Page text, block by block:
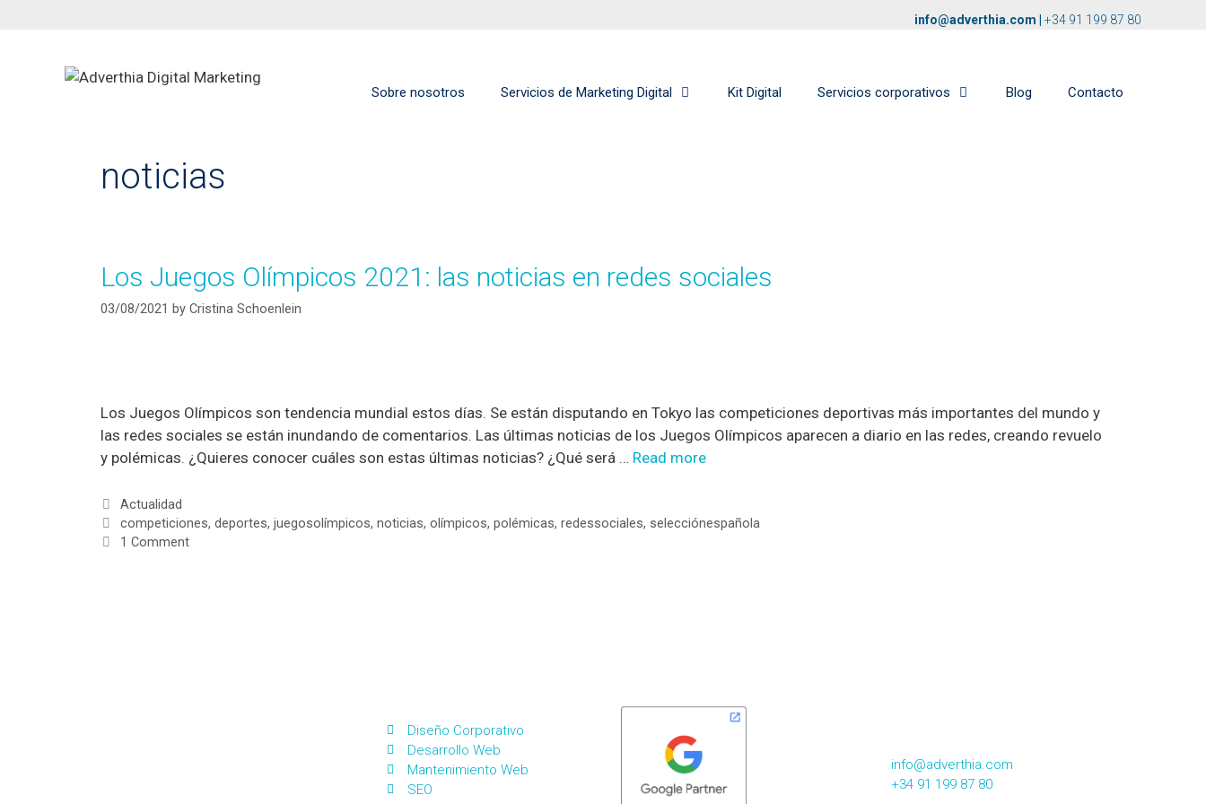
info@adverthia.com +34 91 199 87 80
Sobre nosotros Servicios de Marketing Digital Kit Digital Servicios corporativos Blog Contacto
noticias
Los Juegos Olímpicos 2021: las noticias en redes sociales
03/08/2021 by Cristina Schoenlein
Los Juegos Olímpicos son tendencia mundial estos días. Se están disputando en Tokyo las competiciones deportivas más importantes del mundo y
las redes sociales se están inundando de comentarios. Las últimas noticias de los Juegos Olímpicos aparecen a diario en las redes, creando revuelo
y polémicas. ¿Quieres conocer cuáles son estas últimas noticias? ¿Qué será … Read more
Actualidad
competiciones, deportes, juegosolímpicos, noticias, olímpicos, polémicas, redessociales, selecciónespañola
1 Comment
Diseño Corporativo
Desarrollo Web
Mantenimiento Web
SEO
info@adverthia.com
+34 91 199 87 80